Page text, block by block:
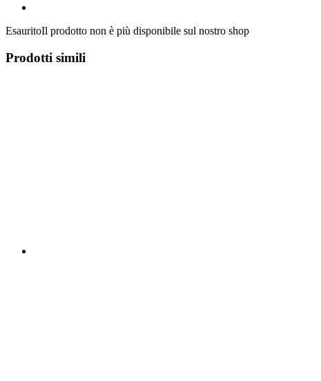
EsauritoIl prodotto non è più disponibile sul nostro shop
Prodotti simili